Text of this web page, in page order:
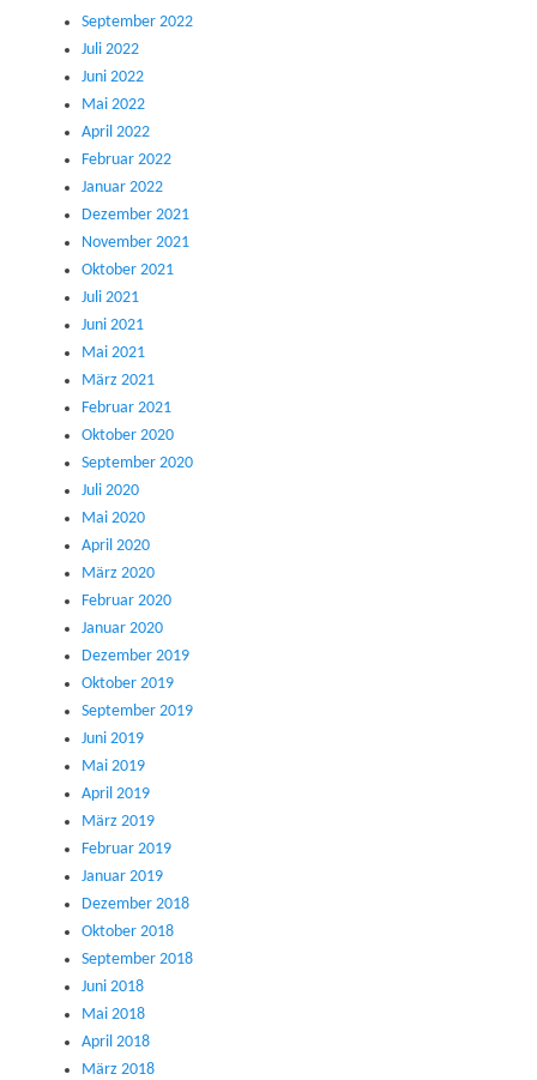
September 2022
Juli 2022
Juni 2022
Mai 2022
April 2022
Februar 2022
Januar 2022
Dezember 2021
November 2021
Oktober 2021
Juli 2021
Juni 2021
Mai 2021
März 2021
Februar 2021
Oktober 2020
September 2020
Juli 2020
Mai 2020
April 2020
März 2020
Februar 2020
Januar 2020
Dezember 2019
Oktober 2019
September 2019
Juni 2019
Mai 2019
April 2019
März 2019
Februar 2019
Januar 2019
Dezember 2018
Oktober 2018
September 2018
Juni 2018
Mai 2018
April 2018
März 2018